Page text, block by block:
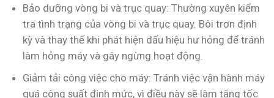
Bảo dưỡng vòng bi và trục quay: Thường xuyên kiểm
tra tình trạng của vòng bi và trục quay. Bôi trơn định
kỳ và thay thế khi phát hiện dấu hiệu hư hỏng để tránh
làm hỏng máy và gây ngừng hoạt động.
Giảm tải công việc cho máy: Tránh việc vận hành máy
quá công suất định mức, vì điều này sẽ làm tăng tốc